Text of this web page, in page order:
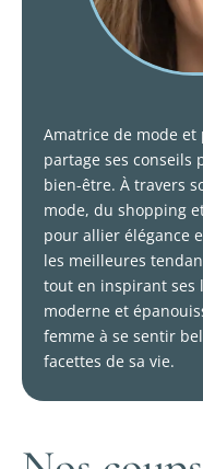
Amatrice de mode et
partage ses conseils
bien-être. À travers
mode, du shopping
pour allier élégance
les meilleures
tout en inspirant ses
moderne et
femme à se sentir
facettes de sa vie.